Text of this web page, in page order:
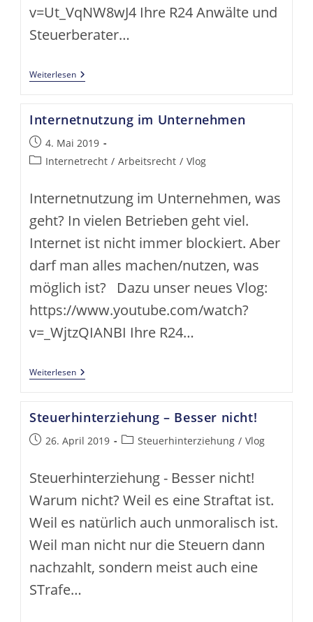
v=Ut_VqNW8wJ4 Ihre R24 Anwälte und
Steuerberater…
WeiterlesenMindestlohn
Oder
Stunden
Ein
Internetnutzung im Unternehmen
Beitrag
veröffentlicht:
4. Mai 2019
Beitrags-
Internetrecht / Arbeitsrecht / Vlog
Internetnutzung im Unternehmen, was
geht? In vielen Betrieben geht viel.
Internet ist nicht immer blockiert. Aber
darf man alles machen/nutzen, was
möglich ist? Dazu unser neues Vlog:
https://www.youtube.com/watch?
v=_WjtzQIANBI Ihre R24…
WeiterlesenInternetnutzung
Im
Steuerhinterziehung – Besser nicht!
Beitrag26. April 2019
Beitrags-
Steuerhinterziehung / Vlog
Steuerhinterziehung - Besser nicht!
Warum nicht? Weil es eine Straftat ist.
Weil es natürlich auch unmoralisch ist.
Weil man nicht nur die Steuern dann
nachzahlt, sondern meist auch eine
STrafe…